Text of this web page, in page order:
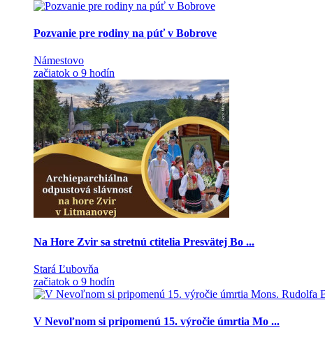
Pozvanie pre rodiny na púť v Bobrove
Námestovo
začiatok o 9 hodín
Na Hore Zvir sa stretnú ctitelia Presvätej Bo ...
Stará Ľubovňa
začiatok o 9 hodín
V Nevoľnom si pripomenú 15. výročie úmrtia Mo ...